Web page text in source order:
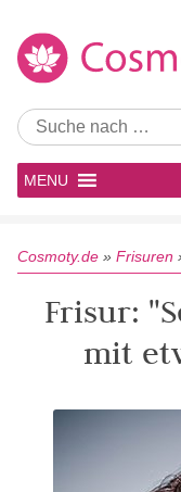
MENU
Cosmoty.de » Frisuren
Frisur:
mit